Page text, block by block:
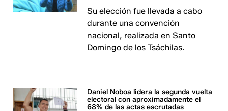
Su elección fue llevada a cabo
durante una convención
nacional, realizada en Santo
Domingo de los Tsáchilas.
Daniel Noboa lidera la segunda vuelta
electoral con aproximadamente el
68% de las actas escrutadas